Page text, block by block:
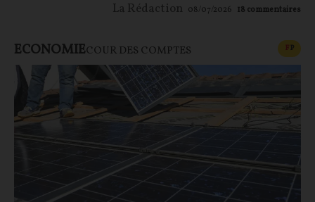
La Rédaction 08/07/2026 18 commentaires
ECONOMIECOUR DES COMPTES FP